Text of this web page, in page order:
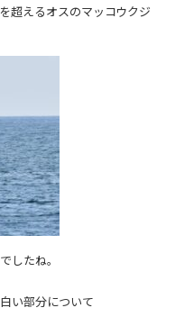
超えるオスのマッコウクジ
したね。
い部分について